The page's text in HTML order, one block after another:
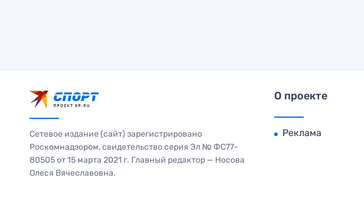
Сетевое издание (сайт) зарегистрировано
Роскомнадзором, свидетельство серия Эл № ФС77-
80505 от 15 марта 2021 г. Главный редактор — Носова
Олеся Вячеславовна.
О проекте
Реклама